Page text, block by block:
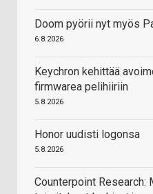
Doom pyörii nyt myös
6.8.2026
Keychron kehittää
firmwarea pelihiiriin
5.8.2026
Honor uudisti logonsa
5.8.2026
Counterpoint